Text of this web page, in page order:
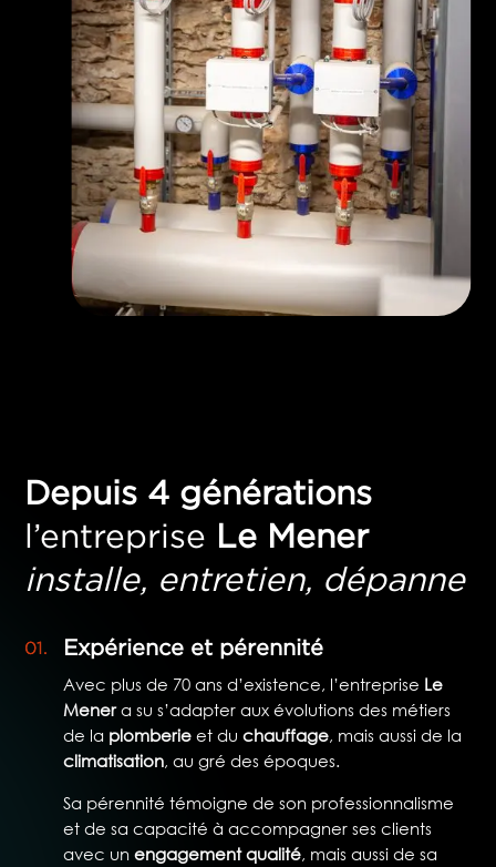
Depuis 4 générations
l’entreprise Le Mener
installe, entretien, dépanne
Expérience et pérennité
Avec plus de 70 ans d’existence, l’entreprise Le
Menera su s’adapter aux évolutions des métiers
de la plomberie et duchauffage, mais aussi de la
climatisation, au gré des époques.
Sa pérennité témoigne de son professionnalisme
et de sa capacité à accompagner ses clients
avec unengagement qualité, mais aussi de sa